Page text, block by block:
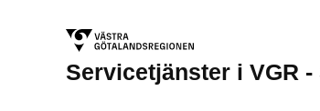
Servicetjänster i VGR